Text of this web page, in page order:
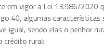
em vigor a Lei 13.986/2020
40, algumas características
igual, sendo elas o penhor
crédito rural: